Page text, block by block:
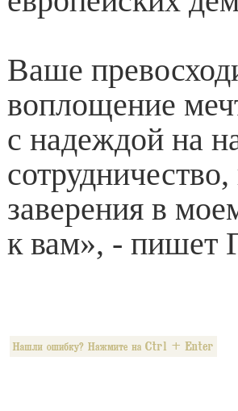
Ваше
воплощение
с надеждой на
заверения в
к вам», -